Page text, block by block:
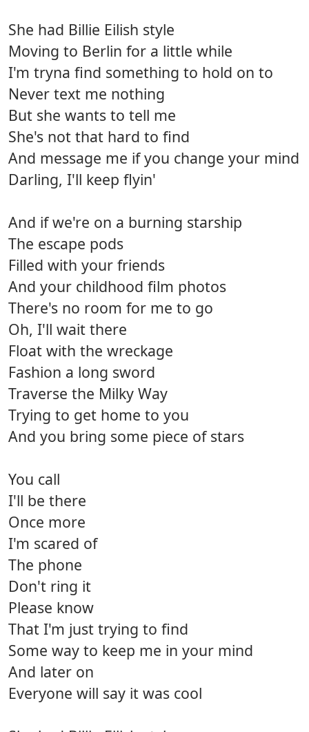
She had Billie Eilish style
Moving to Berlin for a little while
I'm tryna find something to hold on to
Never text me nothing
But she wants to tell me
She's not that hard to find
And message me if you change your mind
Darling, I'll keep flyin'
And if we're on a burning starship
The escape pods
Filled with your friends
And your childhood film photos
There's no room for me to go
Oh, I'll wait there
Float with the wreckage
Fashion a long sword
Traverse the Milky Way
Trying to get home to you
And you bring some piece of stars
You call
I'll be there
Once more
I'm scared of
The phone
Don't ring it
Please know
That I'm just trying to find
Some way to keep me in your mind
And later on
Everyone will say it was cool